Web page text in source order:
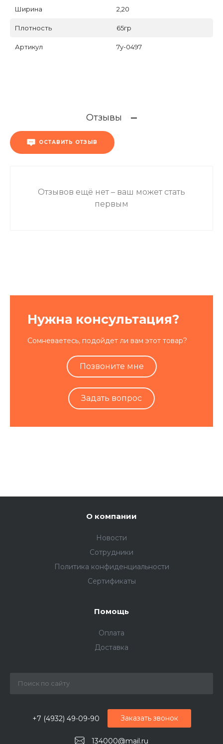
Ширина 2,20
Плотность 65гр
Артикул 7y-0497
Отзывы
ОСТАВИТЬ ОТЗЫВ
Отзывов ещё нет – ваш может стать
первым
Нужна консультация?
Сомневаетесь, подойдет ли вам этот товар?
Позвоните мне
Задать вопрос
О компании
Новости
Сотрудники
Политика конфиденциальности
Сертификаты
Помощь
Оплата
Доставка
134000@mail.ru
+7 (4932) 49-09-90 Заказать звонок